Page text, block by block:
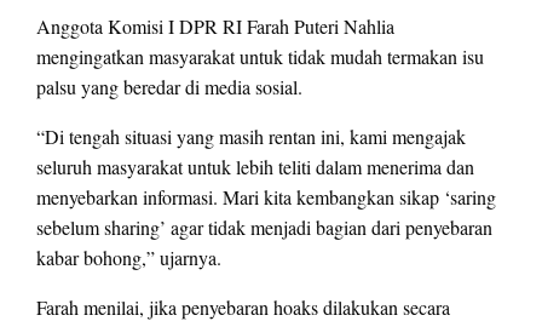
Anggota Komisi I DPR RI Farah Puteri Nahlia
mengingatkan masyarakat untuk tidak mudah termakan isu
palsu yang beredar di media sosial.
“Di tengah situasi yang masih rentan ini, kami mengajak
seluruh masyarakat untuk lebih teliti dalam menerima dan
menyebarkan informasi. Mari kita kembangkan sikap ‘saring
sebelum sharing’ agar tidak menjadi bagian dari penyebaran
kabar bohong,” ujarnya.
Farah menilai, jika penyebaran hoaks dilakukan secara